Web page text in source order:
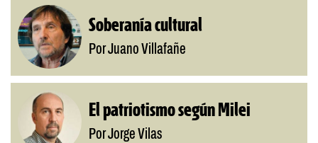
Soberanía cultural
Por Juano Villafañe
El patriotismo según Milei
Por Jorge Vilas